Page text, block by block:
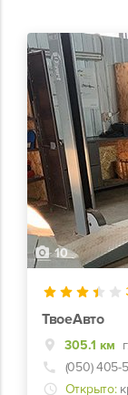
10
ТвоеАвто
305.1 км
(050) 405-
Открыто: